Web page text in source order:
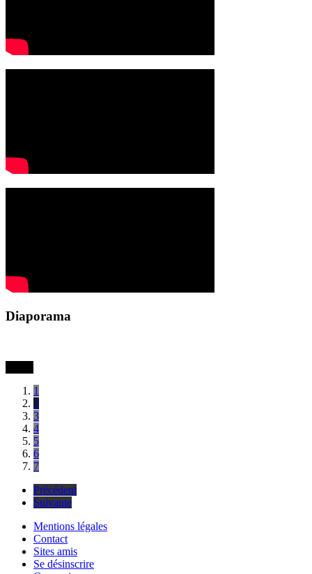
Diaporama
1
2
3
4
5
6
7
Précédent
Suivante
Mentions légales
Contact
Sites amis
Se désinscrire